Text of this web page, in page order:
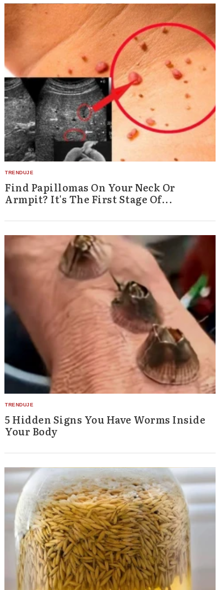
Find Papillomas On Your Neck Or
Armpit? It's The First Stage Of...
5 Hidden Signs You Have Worms Inside
Your Body